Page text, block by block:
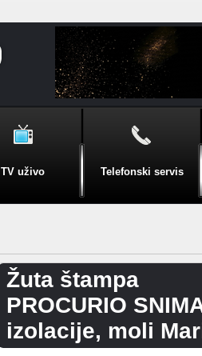
TV uživo Telefonski servis
Žuta štampa
PROCURIO
izolacije, moli